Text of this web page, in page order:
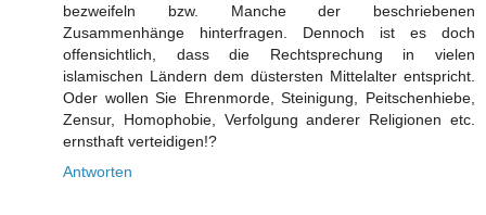
bezweifeln bzw. Manche der beschriebenen
Zusammenhänge hinterfragen. Dennoch ist es doch
offensichtlich, dass die Rechtsprechung in vielen
islamischen Ländern dem düstersten Mittelalter entspricht.
Oder wollen Sie Ehrenmorde, Steinigung, Peitschenhiebe,
Zensur, Homophobie, Verfolgung anderer Religionen etc.
ernsthaft verteidigen!?
Antworten